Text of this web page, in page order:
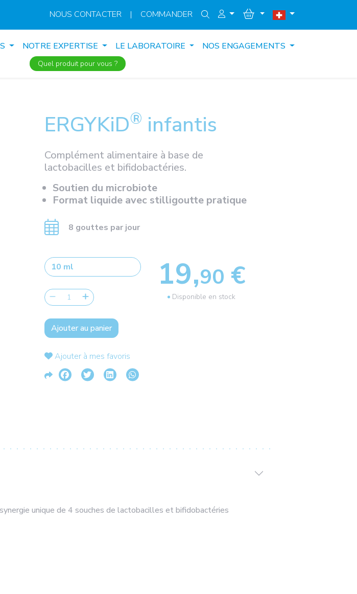
NOUS CONTACTER | COMMANDER
NOTRE EXPERTISE LE LABORATOIRE NOS ENGAGEMENTS
Quel produit pour vous ?
ERGYKiD® infantis
Complément alimentaire à base de
lactobacilles et bifidobactéries.
Soutien du microbiote
Format liquide avec stilligoutte pratique
8 gouttes par jour
19,90 €
Disponible en stock
Ajouter au panier
Ajouter à mes favoris
synergie unique de 4 souches de lactobacilles et bifidobactéries